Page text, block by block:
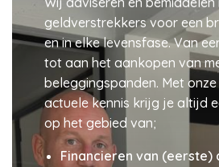
geldverstrekkers voor een
en in elke levensfase. Van
tot aan het aankopen van
beleggingspanden. Met
actuele kennis krijg je altijd
op het gebied van;
Financieren van (eerste)